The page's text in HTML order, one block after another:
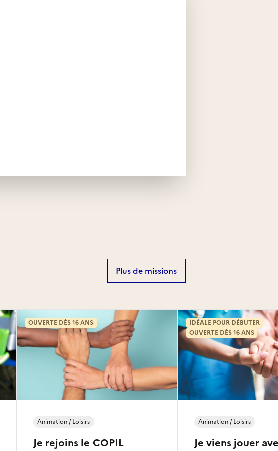
Plus de missions
Je rejoins le COPIL
Animation / Loisirs
OUVERTE DÈS 16 ANS
Je viens jouer
Animation / Loisirs
IDÉALE POUR DÉBUTER
OUVERTE DÈS 16 ANS